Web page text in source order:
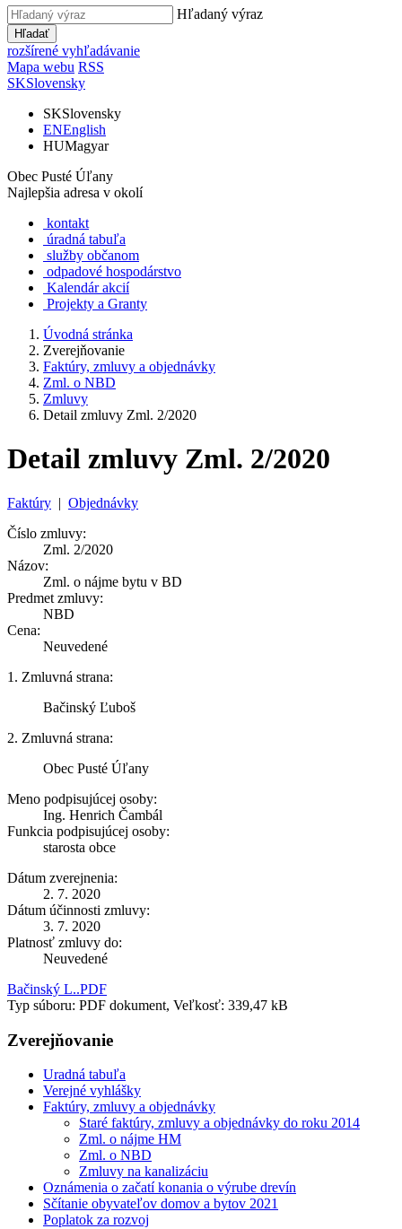
Hľadaný výraz
Hľadať
rozšírené vyhľadávanie
Mapa webu RSS
SKSlovensky
SKSlovensky
ENEnglish
HUMagyar
Obec Pusté Úľany
Najlepšia adresa v okolí
kontakt
úradná tabuľa
služby občanom
odpadové hospodárstvo
Kalendár akcií
Projekty a Granty
Úvodná stránka
Zverejňovanie
Faktúry, zmluvy a objednávky
Zml. o NBD
Zmluvy
Detail zmluvy Zml. 2/2020
Detail zmluvy Zml. 2/2020
Faktúry | Objednávky
Číslo zmluvy:
Zml. 2/2020
Názov:
Zml. o nájme bytu v BD
Predmet zmluvy:
NBD
Cena:
Neuvedené
1. Zmluvná strana:
Bačinský Ľuboš
2. Zmluvná strana:
Obec Pusté Úľany
Meno podpisujúcej osoby:
Ing. Henrich Čambál
Funkcia podpisujúcej osoby:
starosta obce
Dátum zverejnenia:
2. 7. 2020
Dátum účinnosti zmluvy:
3. 7. 2020
Platnosť zmluvy do:
Neuvedené
Bačinský L..PDF
Typ súboru: PDF dokument, Veľkosť: 339,47 kB
Zverejňovanie
Uradná tabuľa
Verejné vyhlášky
Faktúry, zmluvy a objednávky
Staré faktúry, zmluvy a objednávky do roku 2014
Zml. o nájme HM
Zml. o NBD
Zmluvy na kanalizáciu
Oznámenia o začatí konania o výrube drevín
Sčítanie obyvateľov domov a bytov 2021
Poplatok za rozvoj